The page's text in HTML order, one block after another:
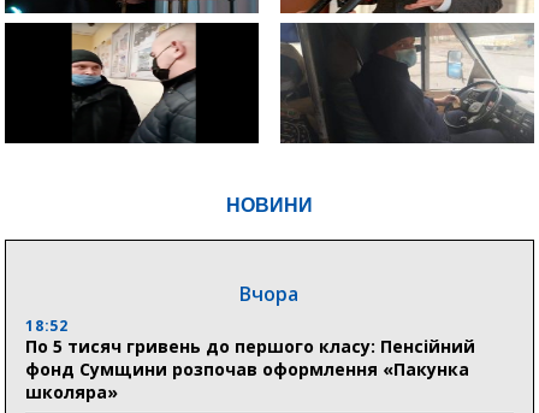
НОВИНИ
Вчора
18:52
По 5 тисяч гривень до першого класу: Пенсійний
фонд Сумщини розпочав оформлення «Пакунка
школяра»